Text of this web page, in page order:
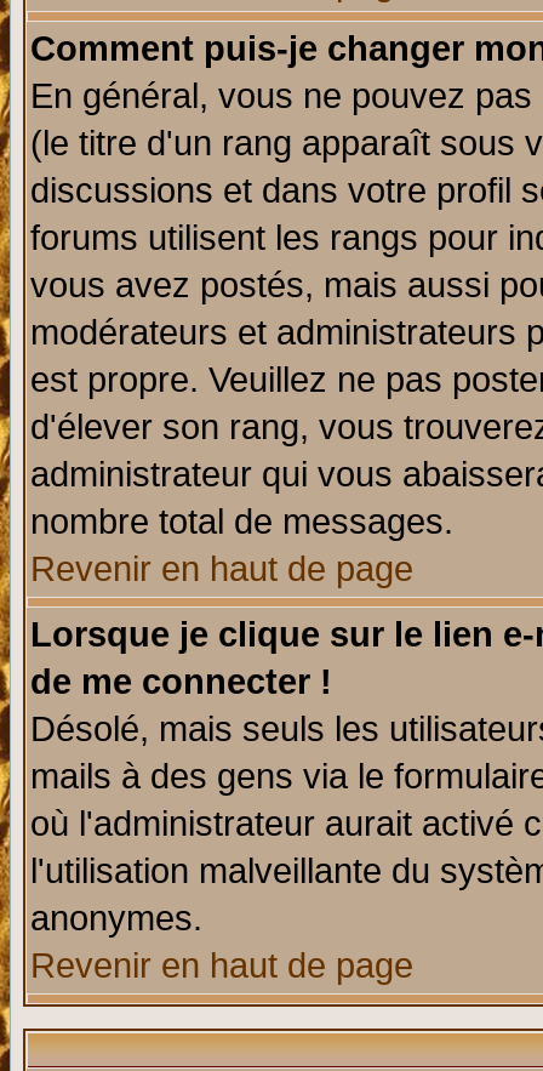
Comment puis-je changer
En général, vous ne pouvez
(le titre d'un rang apparaît sous
discussions et dans votre profil
forums utilisent les rangs pour
vous avez postés, mais aussi
modérateurs et administrateurs
est propre. Veuillez ne pas
d'élever son rang, vous
administrateur qui vous
nombre total de messages.
Revenir en haut de page
Lorsque je clique sur le lien
de me connecter !
Désolé, mais seuls les
mails à des gens via le
où l'administrateur aurait activé
l'utilisation malveillante du
anonymes.
Revenir en haut de page